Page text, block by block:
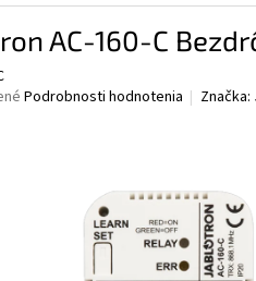
AC-160-C
Podrobnosti hodnotenia Značka: